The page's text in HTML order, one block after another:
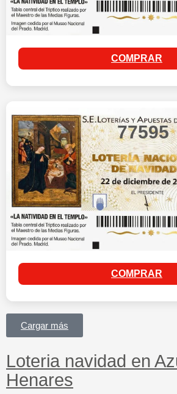
COMPRAR
77595
COMPRAR
Cargar más
Loteria navidad en
Henares​